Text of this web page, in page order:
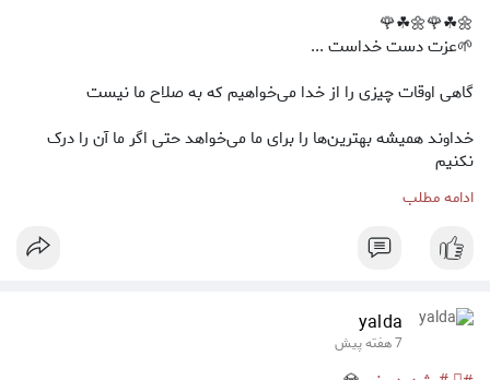
🌼☘🌹🌼☘🌹
🌱عزت دست خداست ...
گاهی اوقات چیزی را از خدا می‌خواهیم که به صلاح ما نیست
خداوند همیشه بهترین‌ها را برای ما می‌خواهد حتی اگر ما آن را درک
نکنیم
پس به جای اصرار بر خواسته‌های خودمون،از خدا بخواهیم که آنچه به
صلاح ماست را به ما ببخشد
ادامه مطلب
yalda
7 هفته پیش